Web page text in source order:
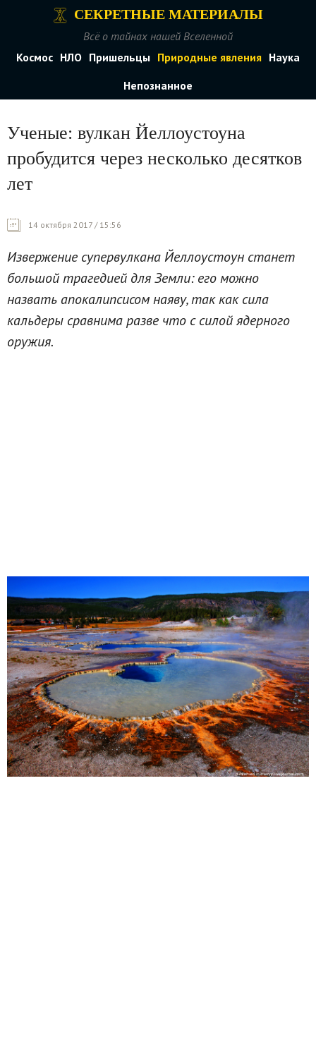
СЕКРЕТНЫЕ МАТЕРИАЛЫ
Всё о тайнах нашей Вселенной
Космос НЛО Пришельцы Природные явления Наука
Непознанное
Ученые: вулкан Йеллоустоуна
пробудится через несколько десятков
лет
14 октября 2017 / 15:56
Извержение супервулкана Йеллоустоун станет
большой трагедией для Земли: его можно
назвать апокалипсисом наяву, так как сила
кальдеры сравнима разве что с силой ядерного
оружия.